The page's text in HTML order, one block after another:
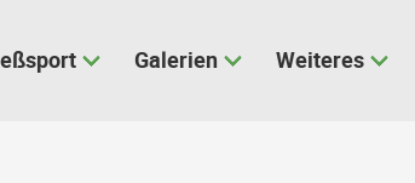
Galerien Weiteres